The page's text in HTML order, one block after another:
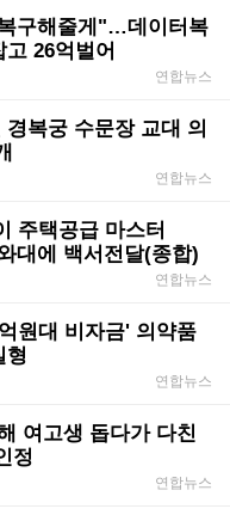
구해줄게"…데이터복
26억벌어
연합뉴스
복궁 수문장 교대 의
연합뉴스
주택공급 마스터
대에 백서전달(종합)
연합뉴스
원대 비자금' 의약품
형
연합뉴스
여고생 돕다가 다친
정
연합뉴스